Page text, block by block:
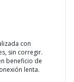
con
sin corregir.
beneficio de
lenta.